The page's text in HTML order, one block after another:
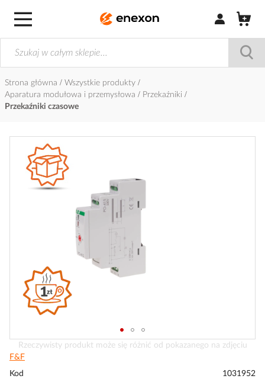
Zaloguj się /
Strona główna
Wszystkie produkty
Aparatura modułowa i przemysłowa
Przekaźniki
Przekaźniki czasowe
koniec
Przejdź
na
początek
Rzeczywisty produkt może się różnić od pokazanego na zdjęciu
F&F
Kod
1031952